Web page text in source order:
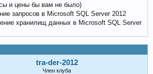
и цены бы вам не было)
запросов в Microsoft SQL Server 2012
хранилищ данных в Microsoft SQL Server
tra-der-2012
Член клуба